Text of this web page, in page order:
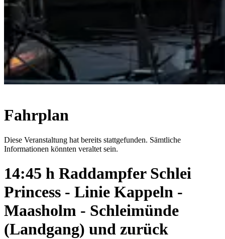
Fahrplan
Diese Veranstaltung hat bereits stattgefunden. Sämtliche
Informationen könnten veraltet sein.
14:45 h Raddampfer Schlei
Princess - Linie Kappeln -
Maasholm - Schleimünde
(Landgang) und zurück